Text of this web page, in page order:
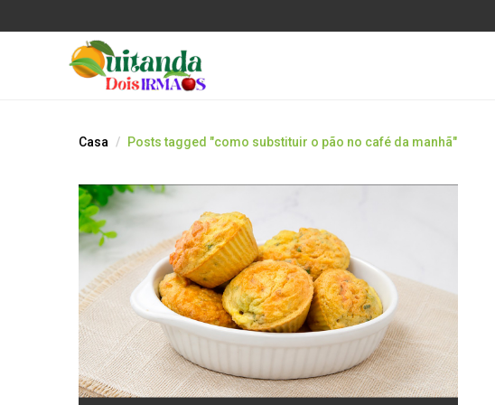
Casa Posts tagged "como substituir o pão no café da manhã"